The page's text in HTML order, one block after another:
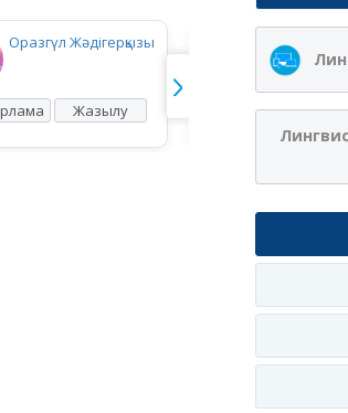
Оразгүл Жәдігерқызы
Жазылу
Ақжібек
Ахмет
Хабарлама